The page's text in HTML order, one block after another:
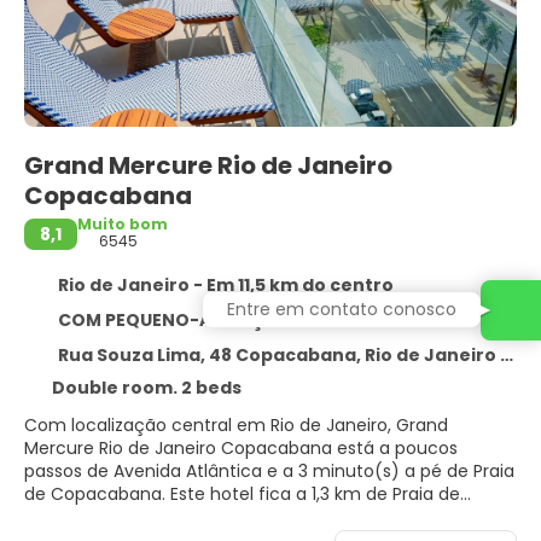
Grand Mercure Rio de Janeiro
Copacabana
8,1
Muito bom
6545
Rio de Janeiro - Em 11,5 km do centro
COM PEQUENO-ALMOÇO
Rua Souza Lima, 48 Copacabana, Rio de Janeiro 22070-001
Double room. 2 beds
Com localização central em Rio de Janeiro, Grand
Mercure Rio de Janeiro Copacabana está a poucos
passos de Avenida Atlântica e a 3 minuto(s) a pé de Praia
de Copacabana. Este hotel fica a 1,3 km de Praia de
Entre em contato conosco